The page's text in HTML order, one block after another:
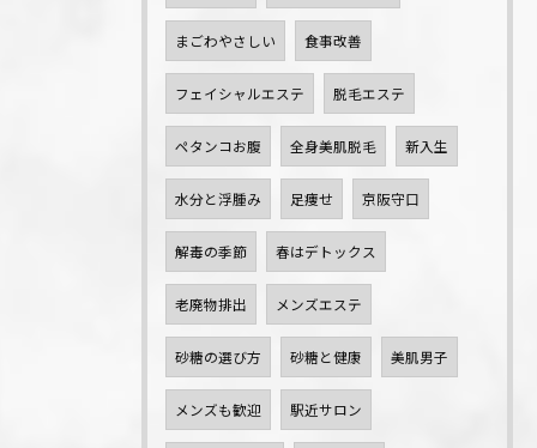
まごわやさしい 食事改善
フェイシャルエステ 脱毛エステ
ペタンコお腹 全身美肌脱毛 新入生
水分と浮腫み 足痩せ 京阪守口
解毒の季節 春はデトックス
老廃物排出 メンズエステ
砂糖の選び方 砂糖と健康 美肌男子
メンズも歓迎 駅近サロン